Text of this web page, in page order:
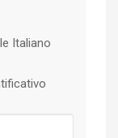
Italiano